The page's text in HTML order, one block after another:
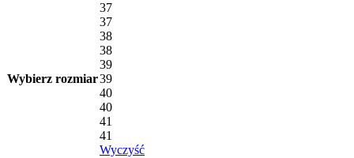
Wybierz rozmiar
37
37
38
38
39
39
40
40
41
41
Wyczyść